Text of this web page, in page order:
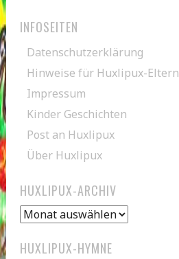
INFOSEITEN
Datenschutzerklärung
Hinweise für Huxlipux-Eltern
Impressum
Kinder Geschichten
Post an Huxlipux
Über Huxlipux
HUXLIPUX-ARCHIV
Huxlipux-
HUXLIPUX-HYMNE